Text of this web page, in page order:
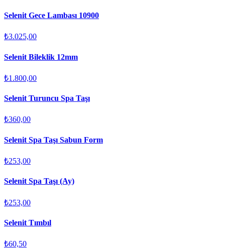
Selenit Gece Lambası 10900
₺3.025,00
Selenit Bileklik 12mm
₺1.800,00
Selenit Turuncu Spa Taşı
₺360,00
Selenit Spa Taşı Sabun Form
₺253,00
Selenit Spa Taşı (Ay)
₺253,00
Selenit Tımbıl
₺60,50